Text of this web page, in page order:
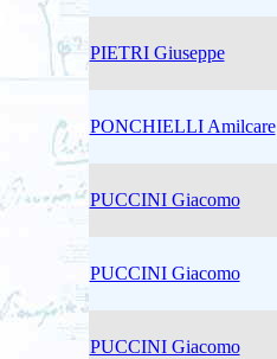
PIETRI Giuseppe
PONCHIELLI Amilcare
PUCCINI Giacomo
PUCCINI Giacomo
PUCCINI Giacomo